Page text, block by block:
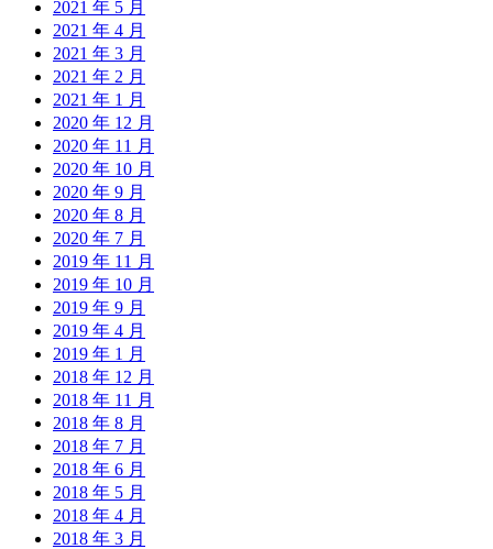
2021 年 5 月
2021 年 4 月
2021 年 3 月
2021 年 2 月
2021 年 1 月
2020 年 12 月
2020 年 11 月
2020 年 10 月
2020 年 9 月
2020 年 8 月
2020 年 7 月
2019 年 11 月
2019 年 10 月
2019 年 9 月
2019 年 4 月
2019 年 1 月
2018 年 12 月
2018 年 11 月
2018 年 8 月
2018 年 7 月
2018 年 6 月
2018 年 5 月
2018 年 4 月
2018 年 3 月